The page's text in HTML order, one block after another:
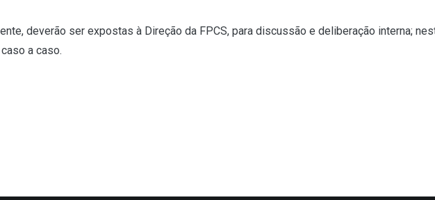
deverão ser expostas à Direção da FPCS, para discussão e deliberação interna;
a caso.